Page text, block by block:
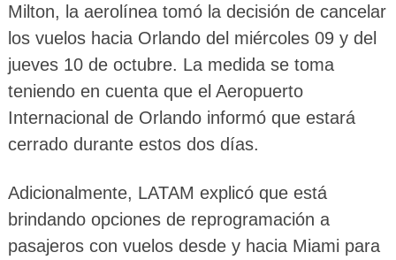
Milton, la aerolínea tomó la decisión de cancelar
los vuelos hacia Orlando del miércoles 09 y del
jueves 10 de octubre. La medida se toma
teniendo en cuenta que el Aeropuerto
Internacional de Orlando informó que estará
cerrado durante estos dos días.
Adicionalmente, LATAM explicó que está
brindando opciones de reprogramación a
pasajeros con vuelos desde y hacia Miami para